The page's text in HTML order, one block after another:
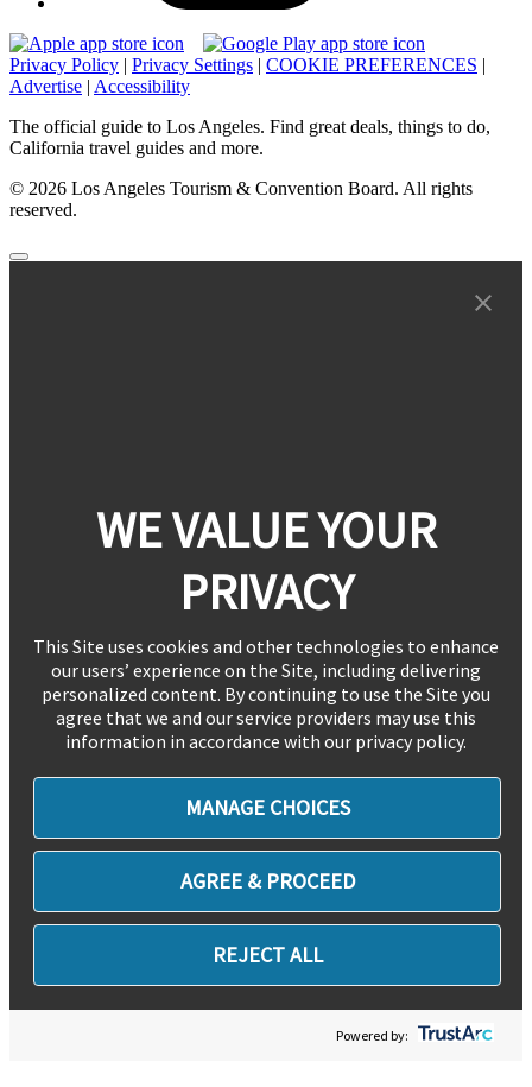
Privacy Policy | Privacy Settings | COOKIE PREFERENCES |
Advertise | Accessibility
The official guide to Los Angeles. Find great deals, things to do,
California travel guides and more.
© 2026 Los Angeles Tourism & Convention Board. All rights
reserved.
WE VALUE YOUR
PRIVACY
This Site uses cookies and other technologies to enhance
our users’ experience on the Site, including delivering
personalized content. By continuing to use the Site you
agree that we and our service providers may use this
information in accordance with our privacy policy.
MANAGE CHOICES
AGREE & PROCEED
REJECT ALL
Powered by: